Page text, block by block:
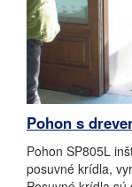
Pohon s
Pohon SP805L
posuvné krídla,